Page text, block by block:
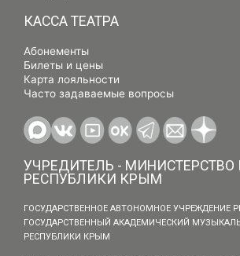
КАССА ТЕАТРА
Абонементы
Билеты и цены
Карта лояльности
Часто задаваемые вопросы
УЧРЕДИТЕЛЬ - МИНИСТЕРСТВО
РЕСПУБЛИКИ КРЫМ
ГОСУДАРСТВЕННОЕ АВТОНОМНОЕ УЧРЕЖДЕНИЕ
ГОСУДАРСТВЕННЫЙ АКАДЕМИЧЕСКИЙ
РЕСПУБЛИКИ КРЫМ